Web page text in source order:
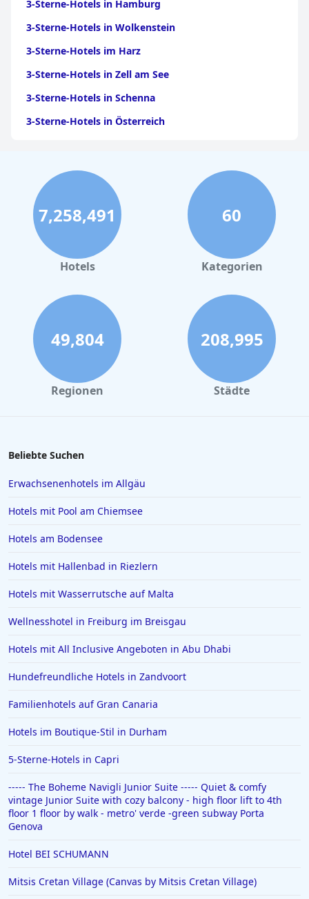
3-Sterne-Hotels in Hamburg
3-Sterne-Hotels in Wolkenstein
3-Sterne-Hotels im Harz
3-Sterne-Hotels in Zell am See
3-Sterne-Hotels in Schenna
3-Sterne-Hotels in Österreich
3-Sterne-Hotels in Meran
3-Sterne-Hotels in Ischgl
3-Sterne-Hotels am Bodensee
3-Sterne-Hotels auf Mallorca
3-Sterne-Hotels in Oberstdorf
3-Sterne-Hotels in Hannover
7,258,491
Hotels
60
Kategorien
49,804
Regionen
208,995
Städte
Beliebte Suchen
Erwachsenenhotels im Allgäu
Hotels mit Pool am Chiemsee
Hotels am Bodensee
Hotels mit Hallenbad in Riezlern
Hotels mit Wasserrutsche auf Malta
Wellnesshotel in Freiburg im Breisgau
Hotels mit All Inclusive Angeboten in Abu Dhabi
Hundefreundliche Hotels in Zandvoort
Familienhotels auf Gran Canaria
Hotels im Boutique-Stil in Durham
5-Sterne-Hotels in Capri
----- The Boheme Navigli Junior Suite ----- Quiet & comfy
vintage Junior Suite with cozy balcony - high floor lift to 4th
floor 1 floor by walk - metro' verde -green subway Porta
Genova
Hotel BEI SCHUMANN
Mitsis Cretan Village (Canvas by Mitsis Cretan Village)